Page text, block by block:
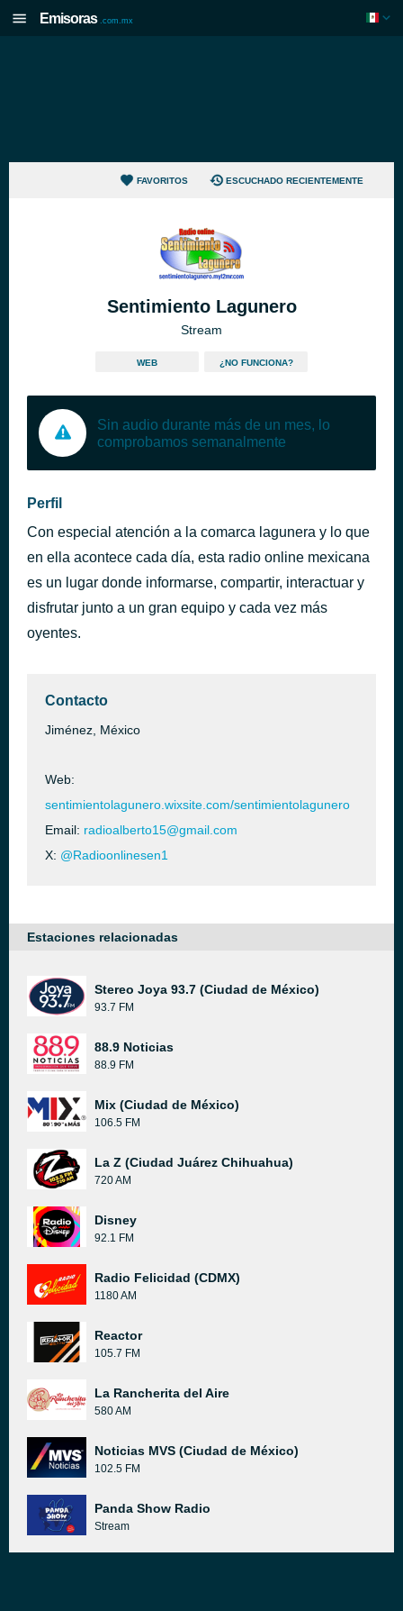
Emisoras .com.mx
FAVORITOS ESCUCHADO RECIENTEMENTE
Sentimiento Lagunero
Stream
WEB ¿NO FUNCIONA?
Sin audio durante más de un mes, lo
comprobamos semanalmente
Perfil
Con especial atención a la comarca lagunera y lo que
en ella acontece cada día, esta radio online mexicana
es un lugar donde informarse, compartir, interactuar y
disfrutar junto a un gran equipo y cada vez más
oyentes.
Contacto
Jiménez, México
Web:
sentimientolagunero.wixsite.com/sentimientolagunero
Email: radioalberto15@gmail.com
X: @Radioonlinesen1
Estaciones relacionadas
Stereo Joya 93.7 (Ciudad de México)
93.7 FM
88.9 Noticias
88.9 FM
Mix (Ciudad de México)
106.5 FM
La Z (Ciudad Juárez Chihuahua)
720 AM
Disney
92.1 FM
Radio Felicidad (CDMX)
1180 AM
Reactor
105.7 FM
La Rancherita del Aire
580 AM
Noticias MVS (Ciudad de México)
102.5 FM
Panda Show Radio
Stream